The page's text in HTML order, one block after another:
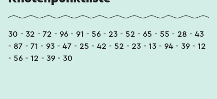
30 - 32 - 72 - 96 - 91 - 56 - 23 - 52 - 65 - 55 - 28 - 43
- 87 - 71 - 93 - 47 - 25 - 42 - 52 - 23 - 13 - 94 - 39 - 12
- 56 - 12 - 39 - 30